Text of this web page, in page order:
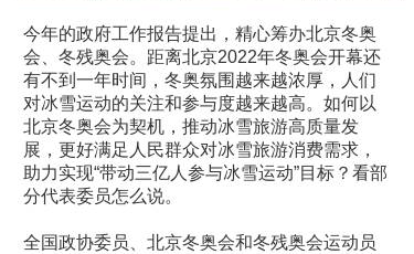
今年的政府工作报告提出，精心筹办北京冬奥
会、冬残奥会。距离北京2022年冬奥会开幕还
有不到一年时间，冬奥氛围越来越浓厚，人们
对冰雪运动的关注和参与度越来越高。如何以
北京冬奥会为契机，推动冰雪旅游高质量发
展，更好满足人民群众对冰雪旅游消费需求，
助力实现“带动三亿人参与冰雪运动”目标？看部
分代表委员怎么说。
全国政协委员、北京冬奥会和冬残奥会运动员